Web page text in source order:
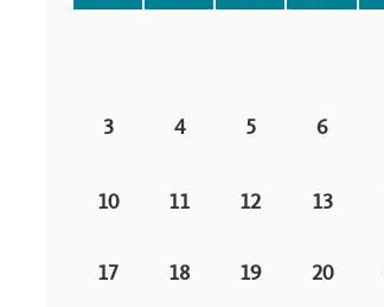
3 4 5 6
10 11 12 13
17 18 19 20